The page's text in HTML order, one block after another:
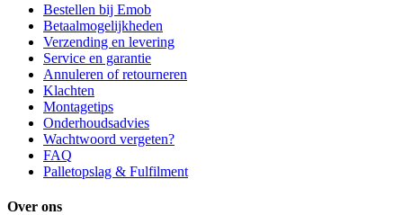
Bestellen bij Emob
Betaalmogelijkheden
Verzending en levering
Service en garantie
Annuleren of retourneren
Klachten
Montagetips
Onderhoudsadvies
Wachtwoord vergeten?
FAQ
Palletopslag & Fulfilment
Over ons